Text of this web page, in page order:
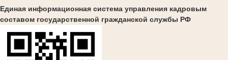
Единая информационная система управления кадровым
составом государственной гражданской службы РФ